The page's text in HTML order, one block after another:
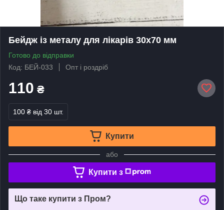
Бейдж із металу для лікарів 30х70 мм
Готово до відправки
Код: БЕЙ-033
Опт і роздріб
110 ₴
100 ₴ від 30 шт.
Купити
або
Купити з
Що таке купити з Пром?